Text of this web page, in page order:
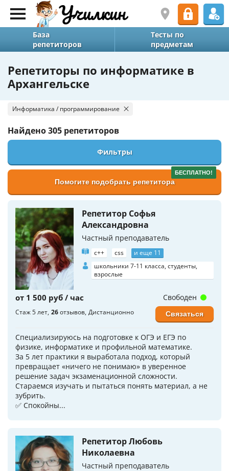
База
репетиторов
Тесты по
предметам
Репетиторы по информатике в
Архангельске
Информатика / программирование
Найдено305 репетиторов
Фильтры
БЕСПЛАТНО!
Помогите подобрать репетитора
Репетитор Софья
Александровна
Частный преподаватель
c++ css
и еще 11
школьники 7-11 класса, студенты,
взрослые
от 1 500 руб / час
Стаж 5 лет 26отзывов Дистанционно
Специализируюсь на подготовке к ОГЭ и ЕГЭ по
физике, информатике и профильной математике.
За 5 лет практики я выработала подход, который
превращает «ничего не понимаю» в уверенное
решение задач экзаменационной сложности.
Стараемся изучать и пытаться понять материал, а не
зубрить.
✅ Спокойны...
Свободен
Связаться
Репетитор Любовь
Николаевна
Частный преподаватель